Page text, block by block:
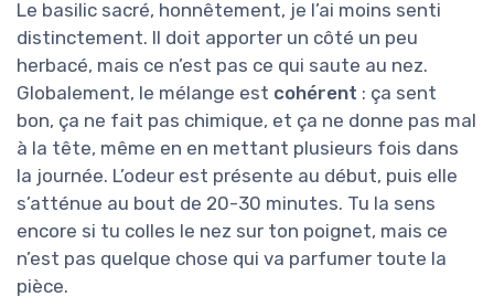
Le basilic sacré, honnêtement, je l’ai moins senti
distinctement. Il doit apporter un côté un peu
herbacé, mais ce n’est pas ce qui saute au nez.
Globalement, le mélange est cohérent : ça sent
bon, ça ne fait pas chimique, et ça ne donne pas mal
à la tête, même en en mettant plusieurs fois dans
la journée. L’odeur est présente au début, puis elle
s’atténue au bout de 20-30 minutes. Tu la sens
encore si tu colles le nez sur ton poignet, mais ce
n’est pas quelque chose qui va parfumer toute la
pièce.